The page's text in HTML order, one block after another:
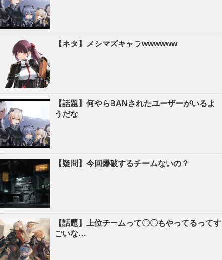
【ネタ】メシマズキャラwwwwww
【話題】何やらBANされたユーザーがいるよ
うだな
【疑問】今回爆破するチームないの？
【話題】上位チームって〇〇もやってるってす
ごいな…